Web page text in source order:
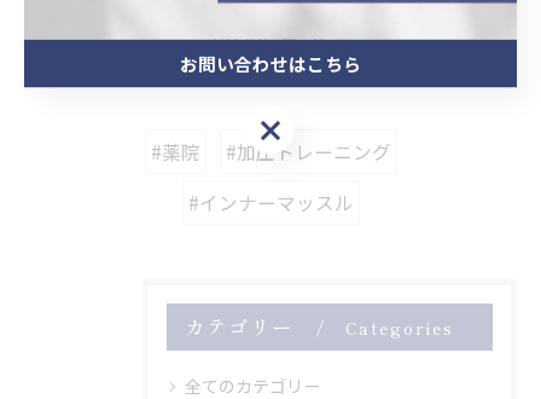
関連タグ
#薬院
#加圧トレーニング
#インナーマッスル
カテゴリー Categories
全てのカテゴリー
お問い合わせはこちら
お問い合わせはこちら